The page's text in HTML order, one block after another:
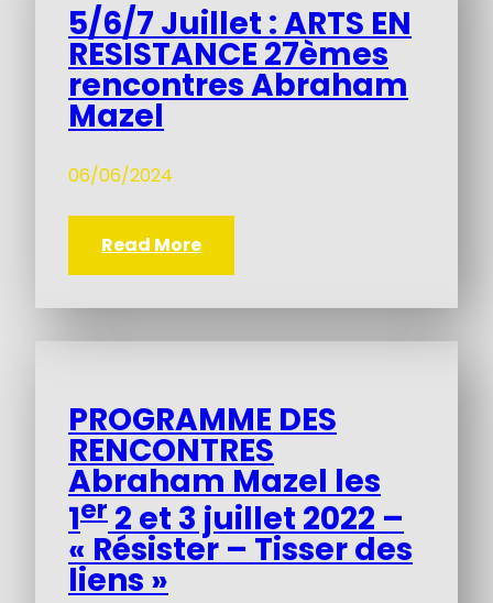
5/6/7 Juillet : ARTS EN
RESISTANCE 27èmes
rencontres Abraham
Mazel
06/06/2024
Read More
PROGRAMME DES
RENCONTRES
Abraham Mazel les
1er 2 et 3 juillet 2022 –
« Résister – Tisser des
liens »